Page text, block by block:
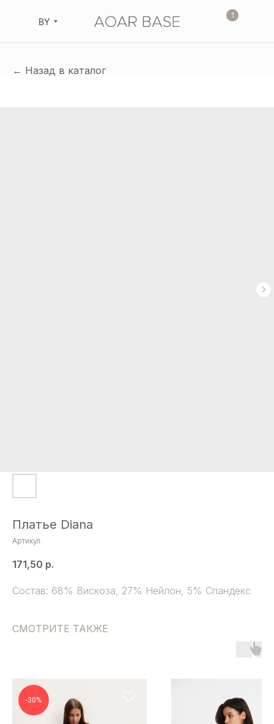
1
BY
← Назад в каталог
Платье Diana
Артикул:
171,50 р.
Состав: 68% Вискоза, 27% Нейлон, 5% Спандекс
СМОТРИТЕ ТАКЖЕ
-30%